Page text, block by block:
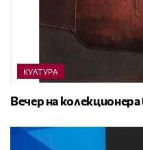
КУЛТУРА
Вечер на